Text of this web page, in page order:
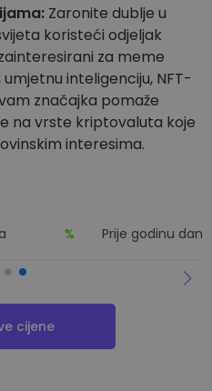
Zaronite dublje u
koristeći odjeljak
za meme
inteligenciju, NFT-
značajka pomaže
na vrste kriptovaluta koje
interesima.
% Prije godinu dana
cijene